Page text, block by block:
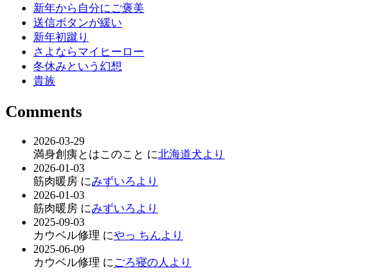
新年から自分にご褒美
送信ボタンが緩い
新年初蹴り
さよならマイヒーロー
冬休みという幻想
貴族
Comments
2026-03-29
満身創痍とはこのこと に北海道犬より
2026-01-03
筋肉暖房 にみずいろより
2026-01-03
筋肉暖房 にみずいろより
2025-09-03
カウベル修理 にやっ ちんより
2025-06-09
カウベル修理 に ごろ寝の人より